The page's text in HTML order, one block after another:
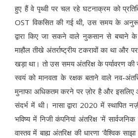
हुए हैं वे पृथ्वी पर चल रहे घटनाक्रम को
OST विकसित की गई थी, उस समय के
द्वारा किए जा सकने वाले नुकसान से बचाने
माहौल तीखे अंतर्राष्ट्रीय टकरावों का था और
खड़ा था। तो उस समय अंतरिक्ष के पर्यावरण की
स्वयं को मानवता के रक्षक बताने वाले नव-
मुनाफा अधिकतम करने पर ज़ोर है और इसलिए
संदर्भ में थी। नासा द्वारा 2020 में स्थापित
भविष्य में निजी कंपनियां अंतरिक्ष 'में
वास्तव में बाह्य अंतरिक्ष की धारणा ‘वैश्विक